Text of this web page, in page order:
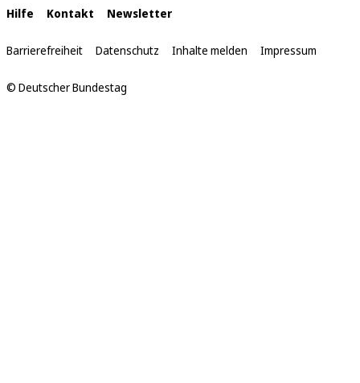
Interne
Links
Hilfe Kontakt Newsletter
Barrierefreiheit Datenschutz Inhalte melden Impressum
© Deutscher Bundestag